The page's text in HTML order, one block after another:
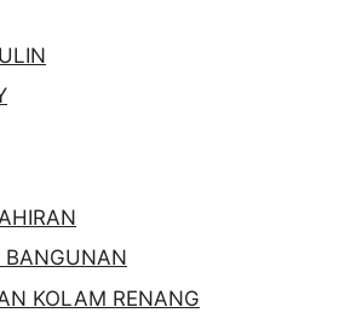
BANGUNAN
KOLAM RENANG